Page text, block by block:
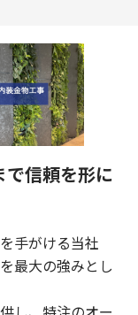
信頼を形に
手がける当社
最大の強みとし